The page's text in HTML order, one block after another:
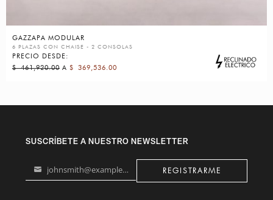
GAZZAPA MODULAR
6 PLAZAS CON CHAISE - 2 CONSOLAS
PRECIO DESDE:
$461,920.00 A $ 369,536.00
SUSCRÍBETE A NUESTRO NEWSLETTER
Your
johnsmith@example.com REGISTRARME